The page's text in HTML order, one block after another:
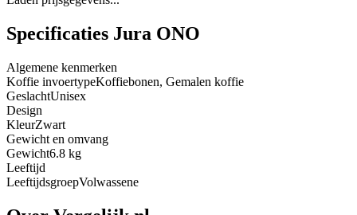
Specificaties Jura ONO
Algemene kenmerken
Koffie invoertypeKoffiebonen, Gemalen koffie
GeslachtUnisex
Design
KleurZwart
Gewicht en omvang
Gewicht6.8 kg
Leeftijd
LeeftijdsgroepVolwassene